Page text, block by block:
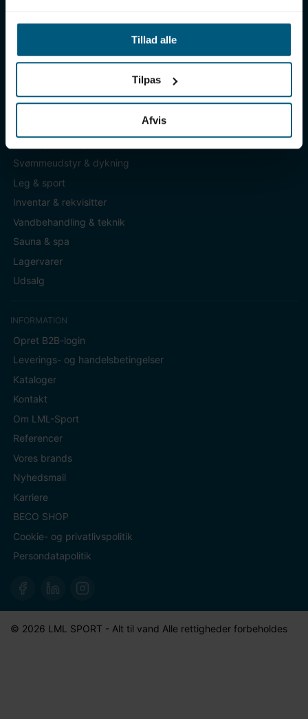
Tillad alle
Tilpas
Afvis
info@lml-sport.dk
Svømmeudstyr & dykning
Leg & sport
Inventar & rekvisitter
Vandbehandling & teknik
Sauna & spa
Lagervarer
Udsalg
INFORMATION
Opret B2B-login
Leverings- og handelsbetingelser
Kataloger
Kontakt
Om LML-Sport
Referencer
Vores brands
Nyhedsmail
Karriere
BECO SHOP
Cookie- og privatlivspolitik
Persondatapolitik
© 2026 LML SPORT - Alt til vand Alle rettigheder forbeholdes